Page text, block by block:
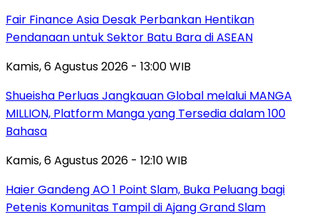
Fair Finance Asia Desak Perbankan Hentikan
Pendanaan untuk Sektor Batu Bara di ASEAN
Kamis, 6 Agustus 2026 - 13:00 WIB
Shueisha Perluas Jangkauan Global melalui MANGA
MILLION, Platform Manga yang Tersedia dalam 100
Bahasa
Kamis, 6 Agustus 2026 - 12:10 WIB
Haier Gandeng AO 1 Point Slam, Buka Peluang bagi
Petenis Komunitas Tampil di Ajang Grand Slam